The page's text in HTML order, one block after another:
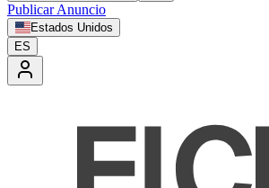
Publicar Anuncio
Estados Unidos
ES